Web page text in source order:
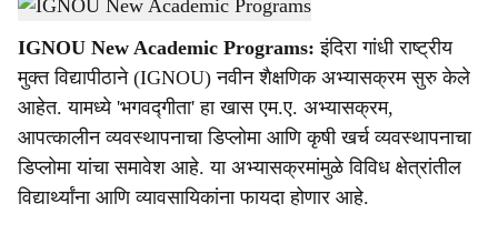
a
r
e
IGNOU New Course- Dainik Gomantak
IGNOU New Academic Programs: इंदिरा गांधी राष्ट्रीय
मुक्त विद्यापीठाने (IGNOU) नवीन शैक्षणिक अभ्यासक्रम सुरु केले
आहेत. यामध्ये 'भगवद्गीता' हा खास एम.ए. अभ्यासक्रम,
आपत्कालीन व्यवस्थापनाचा डिप्लोमा आणि कृषी खर्च व्यवस्थापनाचा
डिप्लोमा यांचा समावेश आहे. या अभ्यासक्रमांमुळे विविध क्षेत्रांतील
विद्यार्थ्यांना आणि व्यावसायिकांना फायदा होणार आहे.